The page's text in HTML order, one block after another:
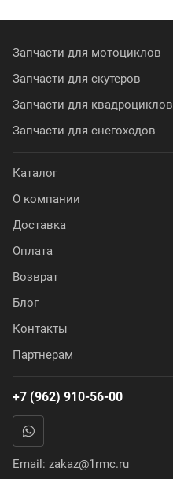
Запчасти для мотоциклов
Запчасти для скутеров
Запчасти для квадроциклов
Запчасти для снегоходов
Каталог
О компании
Доставка
Оплата
Возврат
Блог
Контакты
Партнерам
+7 (962) 910-56-00
Email: zakaz@1rmc.ru